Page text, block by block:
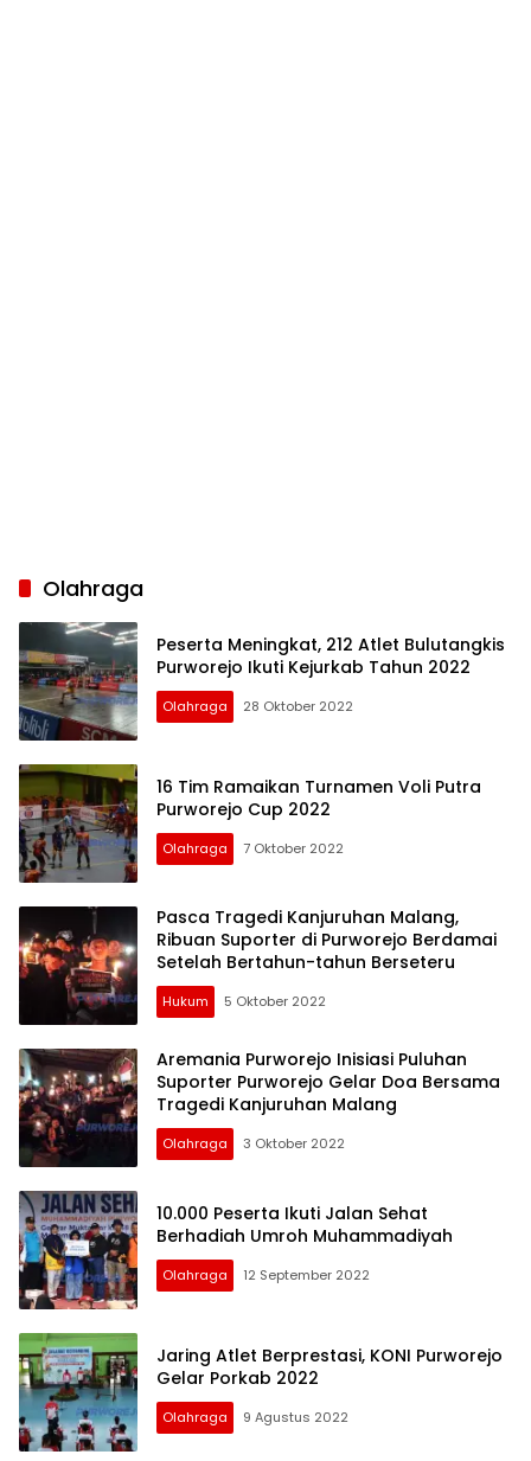
Olahraga
Peserta Meningkat, 212 Atlet Bulutangkis
Purworejo Ikuti Kejurkab Tahun 2022
Olahraga 28 Oktober 2022
16 Tim Ramaikan Turnamen Voli Putra
Purworejo Cup 2022
Olahraga 7 Oktober 2022
Pasca Tragedi Kanjuruhan Malang,
Ribuan Suporter di Purworejo Berdamai
Setelah Bertahun-tahun Berseteru
Hukum 5 Oktober 2022
Aremania Purworejo Inisiasi Puluhan
Suporter Purworejo Gelar Doa Bersama
Tragedi Kanjuruhan Malang
Olahraga 3 Oktober 2022
10.000 Peserta Ikuti Jalan Sehat
Berhadiah Umroh Muhammadiyah
Olahraga 12 September 2022
Jaring Atlet Berprestasi, KONI Purworejo
Gelar Porkab 2022
Olahraga 9 Agustus 2022